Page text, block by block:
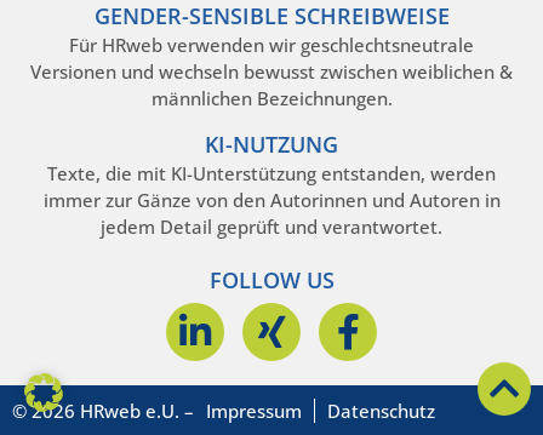
GENDER-SENSIBLE SCHREIBWEISE
Für HRweb verwenden wir geschlechtsneutrale
Versionen und wechseln bewusst zwischen weiblichen &
männlichen Bezeichnungen.
KI-NUTZUNG
Texte, die mit KI-Unterstützung entstanden, werden
immer zur Gänze von den Autorinnen und Autoren in
jedem Detail geprüft und verantwortet.
FOLLOW US
© 2026 HRweb e.U. – Impressum Datenschutz